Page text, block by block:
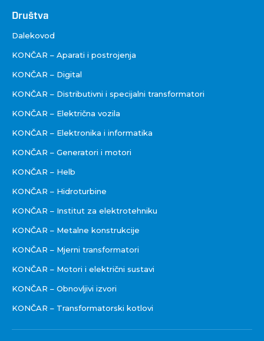
Društva
Društva
Dalekovod
KONČAR – Aparati i postrojenja
KONČAR – Digital
KONČAR – Distributivni i specijalni transformatori
KONČAR – Električna vozila
KONČAR – Elektronika i informatika
KONČAR – Generatori i motori
KONČAR – Helb
KONČAR – Hidroturbine
KONČAR – Institut za elektrotehniku
KONČAR – Metalne konstrukcije
KONČAR – Mjerni transformatori
KONČAR – Motori i električni sustavi
KONČAR – Obnovljivi izvori
KONČAR – Transformatorski kotlovi